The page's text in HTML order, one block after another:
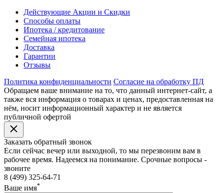
Действующие Акции и Скидки
Способы оплаты
Ипотека / кредитование
Семейная ипотека
Доставка
Гарантии
Отзывы
Политика конфиденциальности Согласие на обработку ПД
Обращаем ваше внимание на то, что данный интернет-сайт, а
также вся информация о товарах и ценах, предоставленная на
нём, носит информационный характер и не является
публичной офертой
Заказать обратный звонок
Если сейчас вечер или выходной, то мы перезвоним вам в
рабочее время. Надеемся на понимание. Срочные вопросы -
звоните
8 (499) 325-64-71
Ваше имя*